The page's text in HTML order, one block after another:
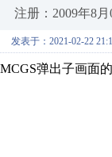
注册：2009年8月
发表于：2021-02-22
MCGS弹出子画面